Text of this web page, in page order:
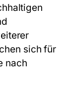
sich für
nach